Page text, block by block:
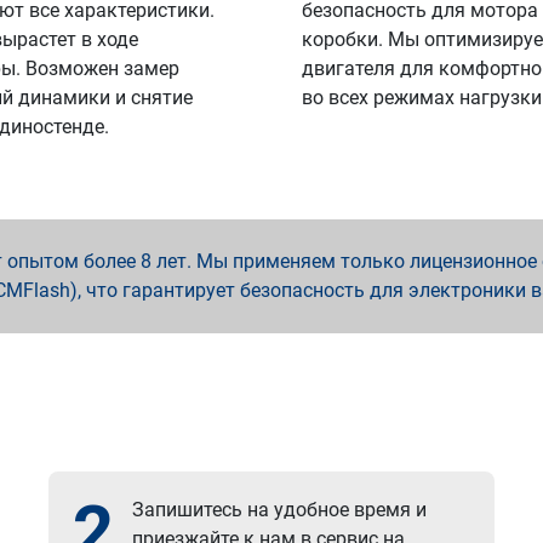
все характеристики.
в ходе
Возможен замер
динамики и снятие
безопасность для мотора
коробки. Мы
двигателя для
во всех режимах
более 8 лет. Мы применяем только лицензионное
что гарантирует безопасность для электроники
Запишитесь на удобное время и